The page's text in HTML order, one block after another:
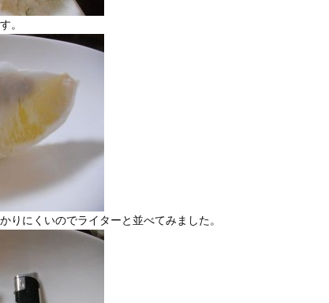
。
りにくいのでライターと並べてみました。